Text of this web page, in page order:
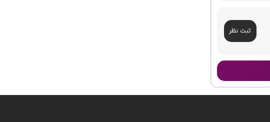
ثبت نظر